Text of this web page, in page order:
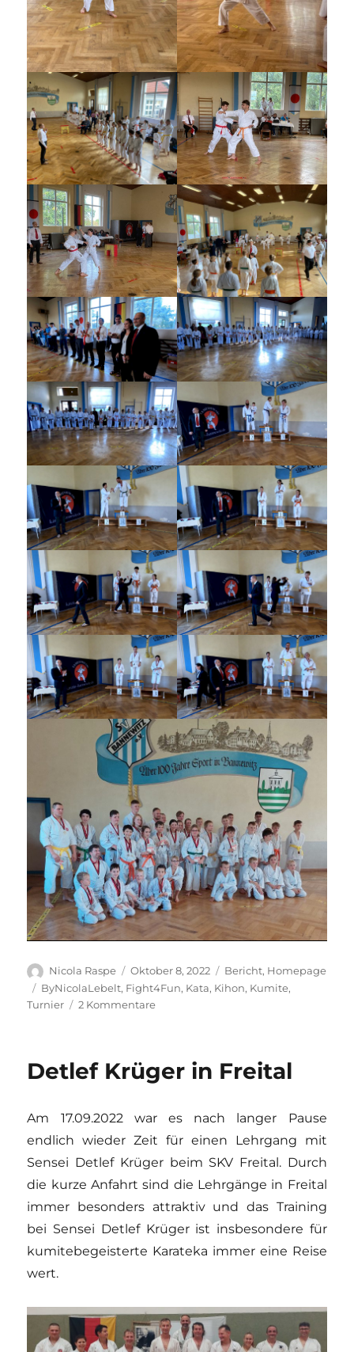
Autor
Nicola Raspe
Veröffentlicht
am
Oktober 8, 2022 Kategorien
Bericht, Homepage
Schlagwörter
ByNicolaLebelt, Fight4Fun, Kata, Kihon, Kumite,
Turnier
2 Kommentarezu
Detlef Krüger in Freital
Am 17.09.2022 war es nach langer Pause
endlich wieder Zeit für einen Lehrgang mit
Sensei Detlef Krüger beim SKV Freital. Durch
die kurze Anfahrt sind die Lehrgänge in Freital
immer besonders attraktiv und das Training
bei Sensei Detlef Krüger ist insbesondere für
kumitebegeisterte Karateka immer eine Reise
wert.